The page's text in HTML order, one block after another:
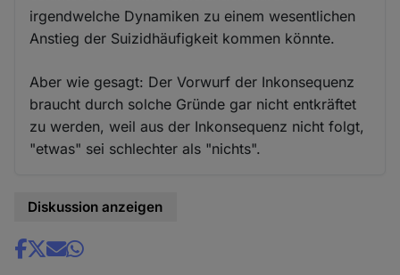
irgendwelche Dynamiken zu einem wesentlichen
Anstieg der Suizidhäufigkeit kommen könnte.
Aber wie gesagt: Der Vorwurf der Inkonsequenz
braucht durch solche Gründe gar nicht entkräftet
zu werden, weil aus der Inkonsequenz nicht folgt,
"etwas" sei schlechter als "nichts".
Diskussion anzeigen
Share